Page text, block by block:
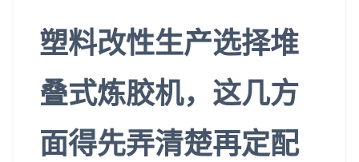
塑料改性生产选择堆
叠式炼胶机，这几方
面得先弄清楚再定配